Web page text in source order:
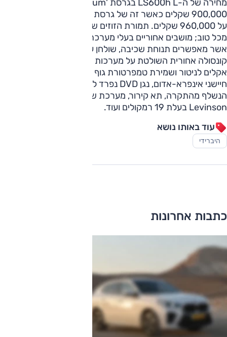
על 960,000 שקלים. תמורת הזוזים שלכם אתם צפויים לקבל
מכל טוב; מושבים אחוריים בעלי מערכת עיסוי והדום לרגליים
אשר מאפשרים תנוחת שכיבה, שולחן עבודה מתקפל בחיפוי עץ,
קונסולה אחורית השולטת על מערכות הרכב, מערכת בקרת
אקלים לניטור ושמירת טמפרטורת גוף אופטימאלית באמצעות
Levinson בעלת 19 רמקולים ועוד.
עוד באותו נושא
היברידי
כתבות אחרונות